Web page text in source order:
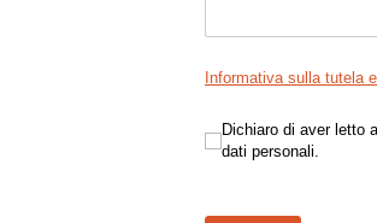
Informativa sulla tutela
Dichiaro di aver
Dichiaro di aver letto
dati personali.